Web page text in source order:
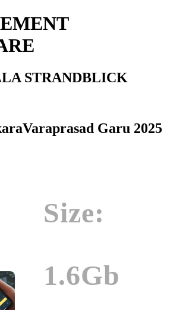
STRANDBLICK
Garu 2025
Size:
1.6Gb